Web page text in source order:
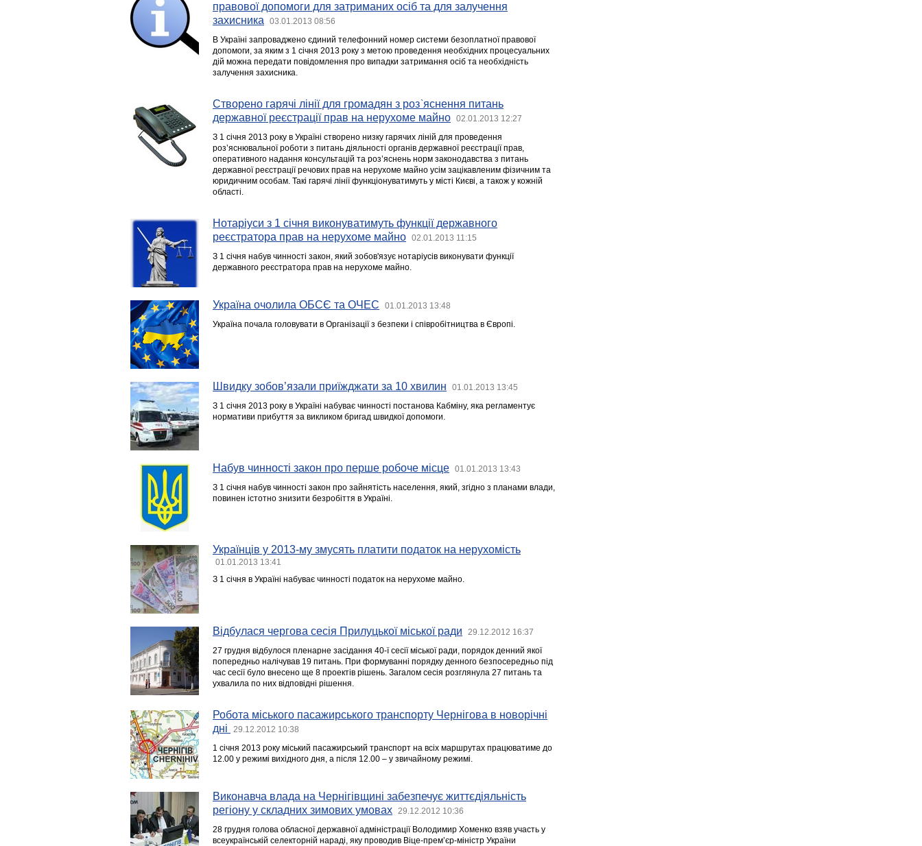
правової допомоги для затриманих осіб та для залучення
захисника
03.01.2013 08:56
В Україні запроваджено єдиний телефонний номер системи безоплатної правової
допомоги, за яким з 1 січня 2013 року з метою проведення необхідних процесуальних
дій можна передати повідомлення про випадки затримання осіб та необхідність
залучення захисника.
Створено гарячі лінії для громадян з роз`яснення питань
державної реєстрації прав на нерухоме майно
02.01.2013 12:27
З 1 січня 2013 року в Україні створено низку гарячих ліній для проведення
роз’яснювальної роботи з питань діяльності органів державної реєстрації прав,
оперативного надання консультацій та роз’яснень норм законодавства з питань
державної реєстрації речових прав на нерухоме майно усім зацікавленим фізичним та
юридичним особам. Такі гарячі лінії функціонуватимуть у місті Києві, а також у кожній
області.
Нотаріуси з 1 січня виконуватимуть функції державного
реєстратора прав на нерухоме майно
02.01.2013 11:15
З 1 січня набув чинності закон, який зобов'язує нотаріусів виконувати функції
державного реєстратора прав на нерухоме майно.
Україна очолила ОБСЄ та ОЧЕС 01.01.2013 13:48
Україна почала головувати в Організації з безпеки і співробітництва в Європі.
Швидку зобов’язали приїжджати за 10 хвилин 01.01.2013 13:45
З 1 січня 2013 року в Україні набуває чинності постанова Кабміну, яка регламентує
нормативи прибуття за викликом бригад швидкої допомоги.
Набув чинності закон про перше робоче місце 01.01.2013 13:43
З 1 січня набув чинності закон про зайнятість населення, який, згідно з планами влади,
повинен істотно знизити безробіття в Україні.
Українців у 2013-му змусять платити податок на нерухомість
01.01.2013 13:41
З 1 січня в Україні набуває чинності податок на нерухоме майно.
Відбулася чергова сесія Прилуцької міської ради 29.12.2012 16:37
27 грудня відбулося пленарне засідання 40-ї сесії міської ради, порядок денний якої
попередньо налічував 19 питань. При формуванні порядку денного безпосередньо під
час сесії було внесено ще 8 проектів рішень. Загалом сесія розглянула 27 питань та
ухвалила по них відповідні рішення.
Робота міського пасажирського транспорту Чернігова в новорічні
дні
29.12.2012 10:38
1 січня 2013 року міський пасажирський транспорт на всіх маршрутах працюватиме до
12.00 у режимі вихідного дня, а після 12.00 – у звичайному режимі.
Виконавча влада на Чернігівщині забезпечує життєдіяльність
регіону у складних зимових умовах
29.12.2012 10:36
28 грудня голова обласної державної адміністрації Володимир Хоменко взяв участь у
всеукраїнській селекторній нараді, яку проводив Віце-прем’єр-міністр України